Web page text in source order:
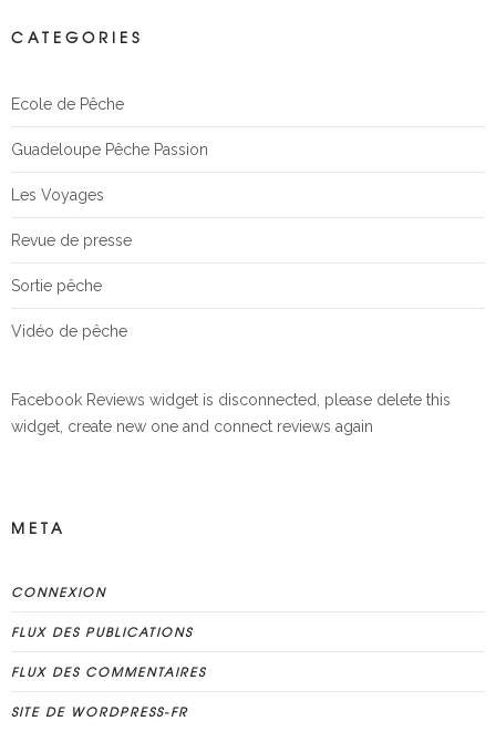
CATEGORIES
Ecole de Pêche
Guadeloupe Pêche Passion
Les Voyages
Revue de presse
Sortie pêche
Vidéo de pêche
Facebook Reviews widget is disconnected, please delete this
widget, create new one and connect reviews again
META
CONNEXION
FLUX DES PUBLICATIONS
FLUX DES COMMENTAIRES
SITE DE WORDPRESS-FR